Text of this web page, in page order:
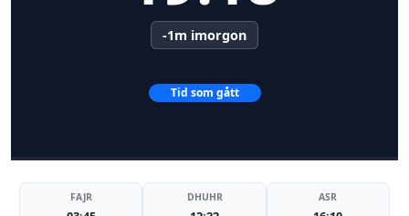
-1m imorgon
Tid som gått
FAJR DHUHR ASR